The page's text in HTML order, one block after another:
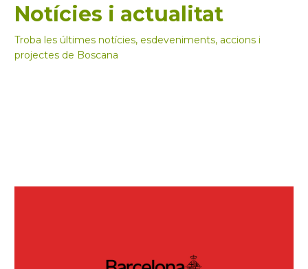
Notícies i actualitat
Troba les últimes notícies, esdeveniments, accions i
projectes de Boscana